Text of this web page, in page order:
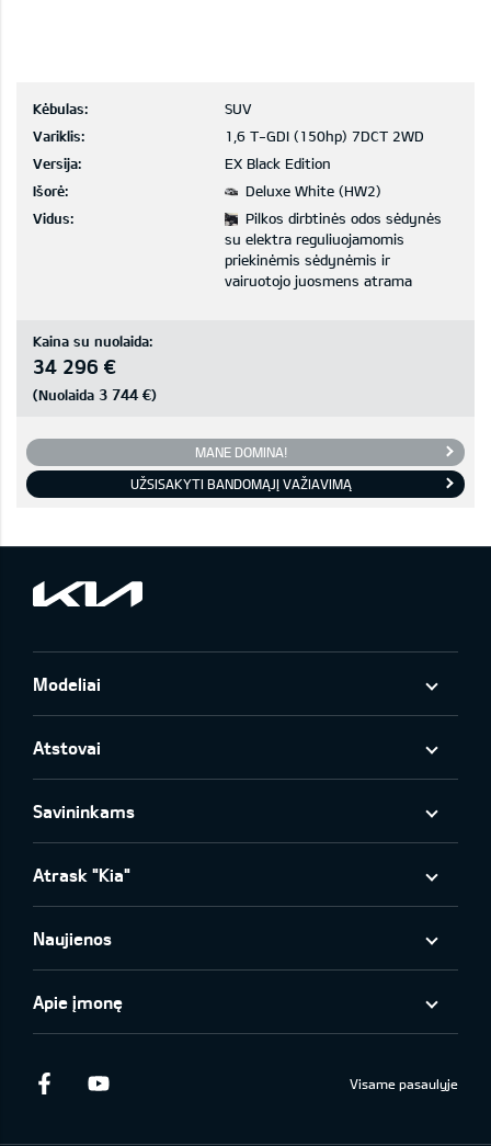
Kėbulas:
SUV
Variklis:
1,6 T-GDI (150hp) 7DCT 2WD
Versija:
EX Black Edition
Išorė:
Deluxe White (HW2)
Vidus:
Pilkos dirbtinės odos sėdynės
su elektra reguliuojamomis
priekinėmis sėdynėmis ir
vairuotojo juosmens atrama
Kaina su nuolaida:
34 296 €
(Nuolaida 3 744 €)
MANE DOMINA!
UŽSISAKYTI BANDOMĄJĮ VAŽIAVIMĄ
Modeliai
Atstovai
Savininkams
Atrask "Kia"
Naujienos
Apie įmonę
Facebook Visame pasaulyje